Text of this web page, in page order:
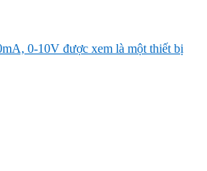
0-10V được xem là một thiết bị